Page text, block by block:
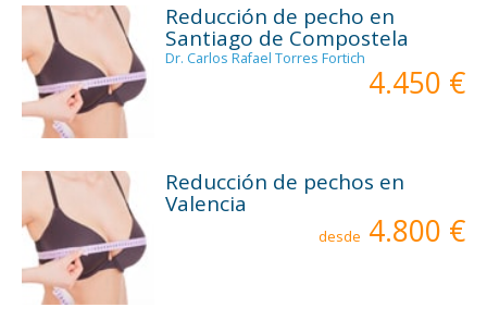
Reducción de pecho en
Santiago de Compostela
Dr. Carlos Rafael Torres Fortich
4.450 €
Reducción de pechos en
Valencia
desde 4.800 €